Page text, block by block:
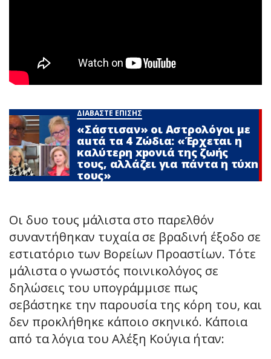
ΔΙΑΒΑΣΤΕ ΕΠΙΣΗΣ
«Σάστισαν» οι Αστρολόγοι με
αuτά τα 4 Zώδια: «Έρχεται η
καλύτερη xpoνιά της ζωής
τους, αλλάζει για πάντα η τύxn
τους»
Οι δυο τους μάλιστα στο παρελθόν
συναντήθηκαν τυχαία σε βραδινή έξοδο σε
εστιατόριο των Βορείων Προαστίων. Τότε
μάλιστα ο γνωστός ποινικολόγος σε
δηλώσεις του υπογράμμισε πως
σεβάστηκε την παρουσία της κόρη του, και
δεν προκλήθηκε κάποιο σκηνικό. Κάποια
από τα λόγια του Αλέξη Κούγια ήταν: